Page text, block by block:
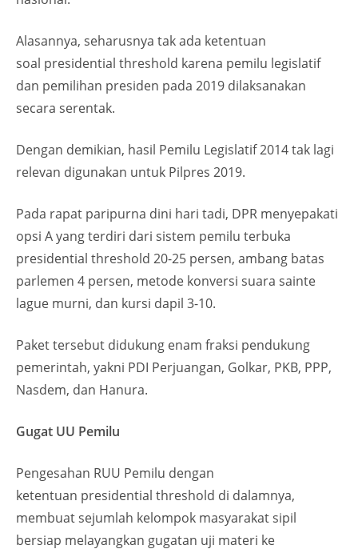
Alasannya, seharusnya tak ada ketentuan
soal presidential threshold karena pemilu legislatif
dan pemilihan presiden pada 2019 dilaksanakan
secara serentak.
Dengan demikian, hasil Pemilu Legislatif 2014 tak lagi
relevan digunakan untuk Pilpres 2019.
Pada rapat paripurna dini hari tadi, DPR menyepakati
opsi A yang terdiri dari sistem pemilu terbuka
presidential threshold 20-25 persen, ambang batas
parlemen 4 persen, metode konversi suara sainte
lague murni, dan kursi dapil 3-10.
Paket tersebut didukung enam fraksi pendukung
pemerintah, yakni PDI Perjuangan, Golkar, PKB, PPP,
Nasdem, dan Hanura.
Gugat UU Pemilu
Pengesahan RUU Pemilu dengan
ketentuan presidential threshold di dalamnya,
membuat sejumlah kelompok masyarakat sipil
bersiap melayangkan gugatan uji materi ke